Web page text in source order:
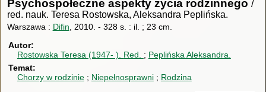
Psychospołeczne aspekty życia rodzinnego /
red. nauk. Teresa Rostowska, Aleksandra Peplińska.
Warszawa : Difin , 2010. - 328 s. : il. ; 23 cm.
Autor
Rostowska Teresa (1947- ). Red.
Peplińska Aleksandra.
Temat
Chorzy w rodzinie
Niepełnosprawni Rodzina